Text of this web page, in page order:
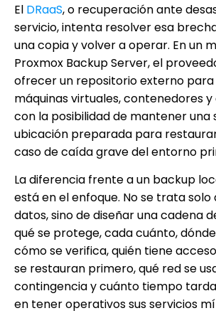
El DRaaS, o recuperación ante
servicio, intenta resolver esa
una copia y volver a operar. En un
Proxmox Backup Server, el
ofrecer un repositorio externo
máquinas virtuales, contenedores
con la posibilidad de mantener una
ubicación preparada para
caso de caída grave del entorno
La diferencia frente a un backup
está en el enfoque. No se trata solo
datos, sino de diseñar una cadena
qué se protege, cada cuánto,
cómo se verifica, quién tiene
se restauran primero, qué red se
contingencia y cuánto tiempo
en tener operativos sus servicios